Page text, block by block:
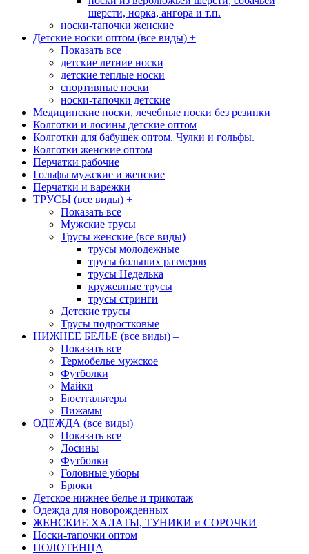
шерсти, норка, ангора и т.п.
носки-тапочки женские
Детские носки оптом (все виды) +
Показать все
детские летние носки
детские теплые носки
спортивные носки
носки-тапочки детские
Медицинские носки, лечебные носки без резинки
Колготки и лосины детские оптом
Колготки для бабушек оптом. Чулки и гольфы.
Колготки женские оптом
Перчатки рабочие
Гольфы мужские и женские
Перчатки и варежки
ТРУСЫ (все виды) +
Показать все
Мужские трусы
Трусы женские (все виды)
трусы молодежные
трусы больших размеров
трусы Неделька
кружевные трусы
трусы стринги
Детские трусы
Трусы подростковые
НИЖНЕЕ БЕЛЬЕ (все виды) –
Показать все
Термобелье мужское
Футболки
Майки
Бюстгальтеры
Пижамы
ОДЕЖДА (все виды) +
Показать все
Лосины
Футболки
Головные уборы
Брюки
Детское нижнее белье и трикотаж
Одежда для новорожденных
ЖЕНСКИЕ ХАЛАТЫ, ТУНИКИ и СОРОЧКИ
Носки-тапочки оптом
ПОЛОТЕНЦА